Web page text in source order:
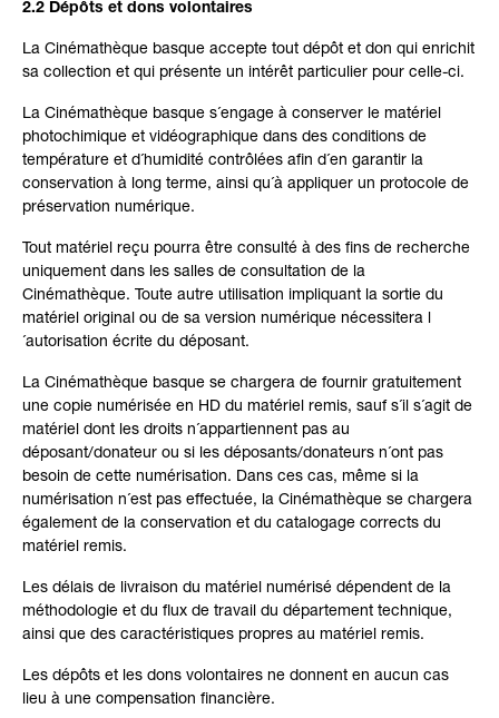
2.2 Dépôts et dons volontaires
La Cinémathèque basque accepte tout dépôt et don qui enrichit
sa collection et qui présente un intérêt particulier pour celle-ci.
La Cinémathèque basque s´engage à conserver le matériel
photochimique et vidéographique dans des conditions de
température et d´humidité contrôlées afin d´en garantir la
conservation à long terme, ainsi qu´à appliquer un protocole de
préservation numérique.
Tout matériel reçu pourra être consulté à des fins de recherche
uniquement dans les salles de consultation de la
Cinémathèque. Toute autre utilisation impliquant la sortie du
matériel original ou de sa version numérique nécessitera l
´autorisation écrite du déposant.
La Cinémathèque basque se chargera de fournir gratuitement
une copie numérisée en HD du matériel remis, sauf s´il s´agit de
matériel dont les droits n´appartiennent pas au
déposant/donateur ou si les déposants/donateurs n´ont pas
besoin de cette numérisation. Dans ces cas, même si la
numérisation n´est pas effectuée, la Cinémathèque se chargera
également de la conservation et du catalogage corrects du
matériel remis.
Les délais de livraison du matériel numérisé dépendent de la
méthodologie et du flux de travail du département technique,
ainsi que des caractéristiques propres au matériel remis.
Les dépôts et les dons volontaires ne donnent en aucun cas
lieu à une compensation financière.